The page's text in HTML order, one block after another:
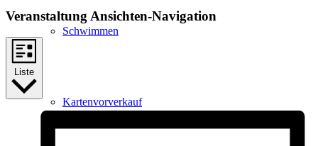
Schwimmen
Kartenvorverkauf
Veranstaltung Ansichten-Navigation
Liste